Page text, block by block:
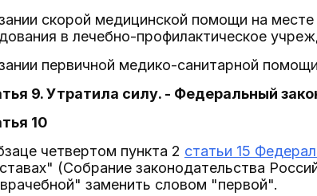
скорой медицинской помощи на
в лечебно-профилактическое
первичной медико-санитарной
9. Утратила силу. - Федеральный
10
четвертом пункта 2 статьи 15
(Собрание законодательства
заменить словом "первой".